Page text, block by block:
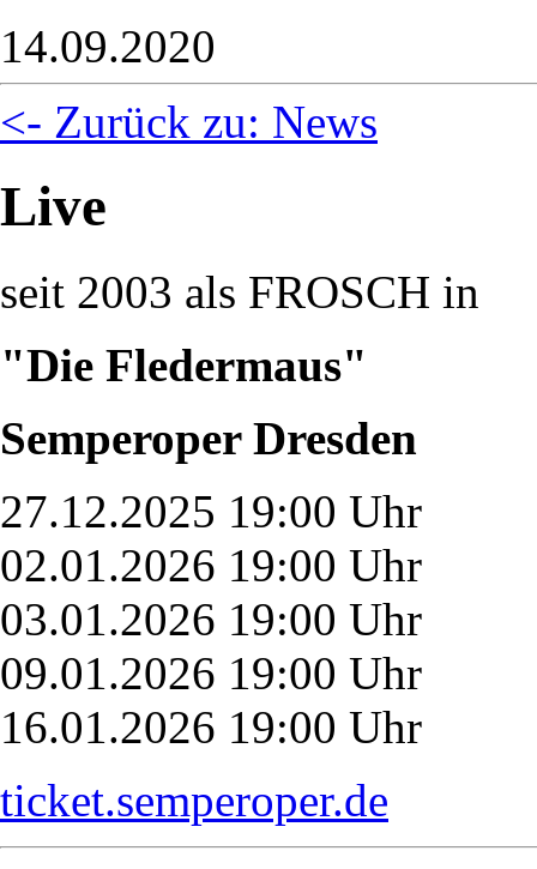
14.09.2020
<- Zurück zu: News
Live
seit 2003 als FROSCH in
"Die Fledermaus"
Semperoper Dresden
27.12.2025 19:00 Uhr
02.01.2026 19:00 Uhr
03.01.2026 19:00 Uhr
09.01.2026 19:00 Uhr
16.01.2026 19:00 Uhr
ticket.semperoper.de